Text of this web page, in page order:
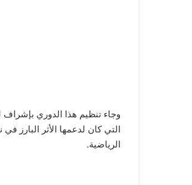
التي كان لدعمها الأثر البارز
الرياضية.